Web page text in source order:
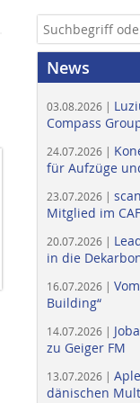
News
03.08.2026 |
Compass
24.07.2026 |
für Aufzüge
23.07.2026 |
Mitglied im
20.07.2026 |
in die
16.07.2026 |
Building“
14.07.2026 |
zu Geiger FM
13.07.2026 |
dänischen